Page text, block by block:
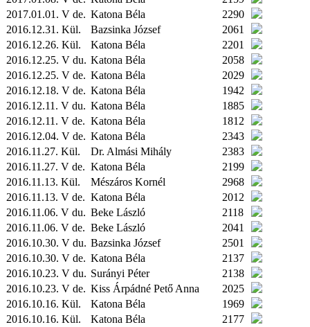
2017.01.01. V de. Katona Béla
2290
2016.12.31. Kül. Bazsinka József
2061
2016.12.26. Kül. Katona Béla
2201
2016.12.25. V du. Katona Béla
2058
2016.12.25. V de. Katona Béla
2029
2016.12.18. V de. Katona Béla
1942
2016.12.11. V du. Katona Béla
1885
2016.12.11. V de. Katona Béla
1812
2016.12.04. V de. Katona Béla
2343
2016.11.27. Kül. Dr. Almási Mihály
2383
2016.11.27. V de. Katona Béla
2199
2016.11.13. Kül. Mészáros Kornél
2968
2016.11.13. V de. Katona Béla
2012
2016.11.06. V du. Beke László
2118
2016.11.06. V de. Beke László
2041
2016.10.30. V du. Bazsinka József
2501
2016.10.30. V de. Katona Béla
2137
2016.10.23. V du. Surányi Péter
2138
2016.10.23. V de. Kiss Árpádné Pető Anna
2025
2016.10.16. Kül. Katona Béla
1969
2016.10.16. Kül. Katona Béla
2177